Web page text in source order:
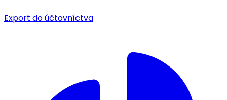
Export do účtovníctva